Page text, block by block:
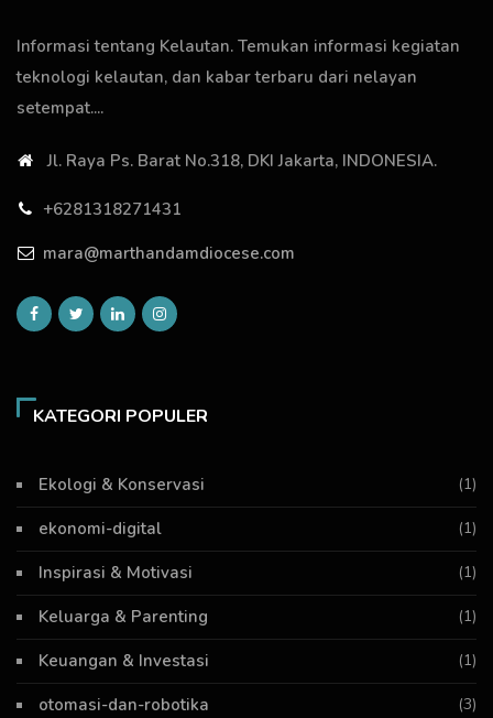
Informasi tentang Kelautan. Temukan informasi kegiatan
teknologi kelautan, dan kabar terbaru dari nelayan
setempat....
Jl. Raya Ps. Barat No.318, DKI Jakarta, INDONESIA.
+6281318271431
mara@marthandamdiocese.com
KATEGORI POPULER
Ekologi & Konservasi (1)
ekonomi-digital (1)
Inspirasi & Motivasi (1)
Keluarga & Parenting (1)
Keuangan & Investasi (1)
otomasi-dan-robotika (3)